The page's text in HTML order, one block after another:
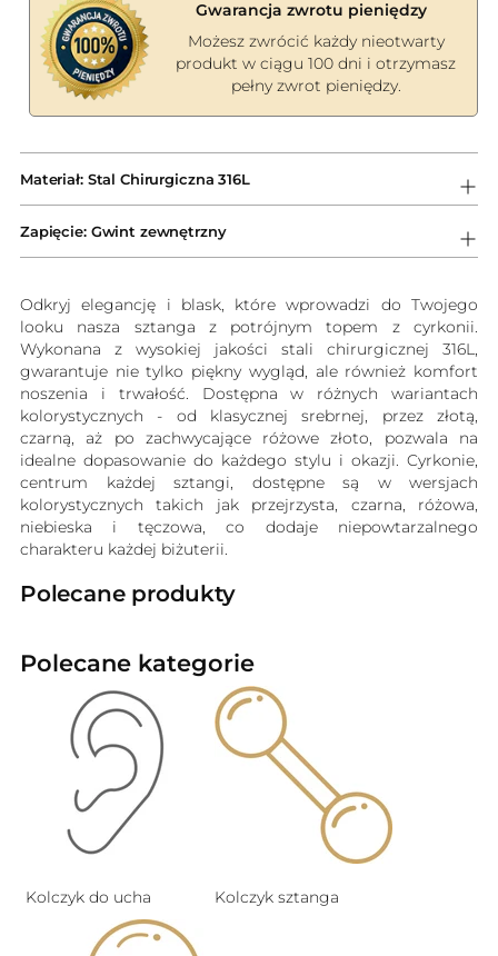
Gwarancja zwrotu pieniędzy
Możesz zwrócić każdy nieotwarty
produkt w ciągu 100 dni i otrzymasz
pełny zwrot pieniędzy.
do
koszyka
Materiał: Stal Chirurgiczna 316L
Zapięcie: Gwint zewnętrzny
Odkryj elegancję i blask, które wprowadzi do Twojego
looku nasza sztanga z potrójnym topem z cyrkonii.
Wykonana z wysokiej jakości stali chirurgicznej 316L,
gwarantuje nie tylko piękny wygląd, ale również komfort
noszenia i trwałość. Dostępna w różnych wariantach
kolorystycznych - od klasycznej srebrnej, przez złotą,
czarną, aż po zachwycające różowe złoto, pozwala na
idealne dopasowanie do każdego stylu i okazji. Cyrkonie,
centrum każdej sztangi, dostępne są w wersjach
kolorystycznych takich jak przejrzysta, czarna, różowa,
niebieska i tęczowa, co dodaje niepowtarzalnego
charakteru każdej biżuterii.
Polecane produkty
Polecane kategorie
Kolczyk do ucha Kolczyk sztanga